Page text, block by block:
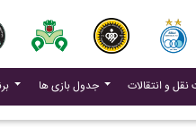
برنامه بازی ها جدول بازی ها و انتقالات